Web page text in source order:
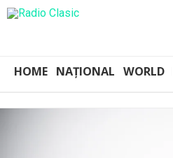
HOME NAȚIONAL WORLD